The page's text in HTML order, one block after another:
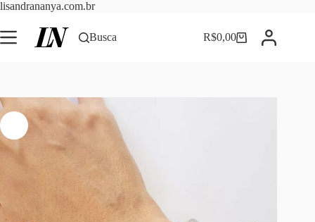
lisandrananya.com.brPular
o
conteúdo
Busca Carrinho
R$0,00